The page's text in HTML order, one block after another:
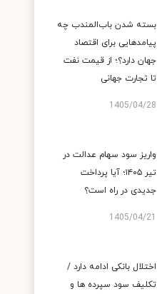
بسته شدن باب‌المندب چه
پیامدهایی برای اقتصاد
جهان دارد؟؛ از قیمت نفت
تا تجارت جهانی
1405/04/28
واریز سود سهام عدالت در
تیر ۱۴۰۵؛ آیا پرداخت
جدیدی در راه است؟
1405/04/21
اختلال بانکی ادامه دارد /
تکلیف سود سپرده ها و